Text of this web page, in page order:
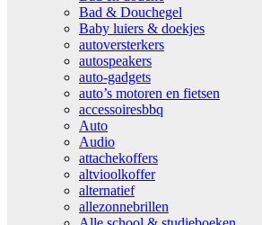
Bad & Douchegel
Baby luiers & doekjes
autoversterkers
autospeakers
auto-gadgets
auto’s motoren en fietsen
accessoiresbbq
Auto
Audio
attachekoffers
altvioolkoffer
alternatief
allezonnebrillen